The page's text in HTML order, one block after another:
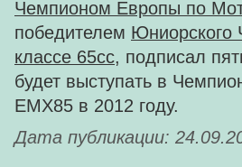
Чемпионом Европы по
победителем Юниорского
классе 65сс, подписал
будет выступать в
EMX85 в 2012 году.
Дата публикации: